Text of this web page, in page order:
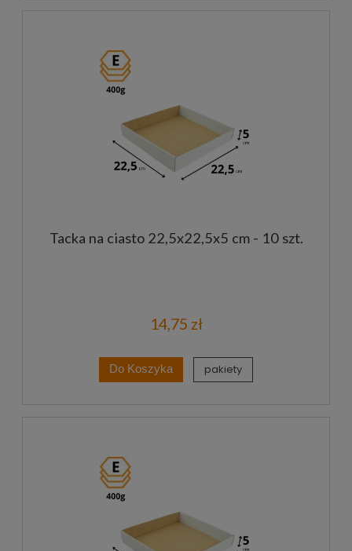
Tacka na ciasto 22,5x22,5x5 cm - 10 szt.
14,75 zł
Do Koszyka pakiety